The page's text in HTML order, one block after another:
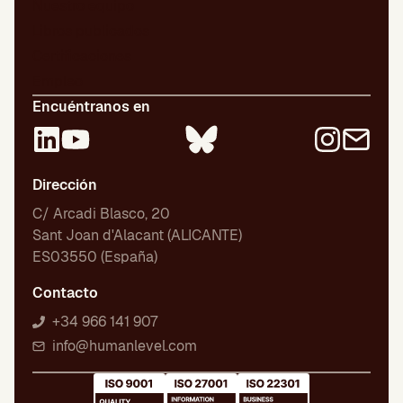
Encuéntranos en
Dirección
C/ Arcadi Blasco, 20
Sant Joan d'Alacant (ALICANTE)
ES03550 (España)
Contacto
+34 966 141 907
info@humanlevel.com